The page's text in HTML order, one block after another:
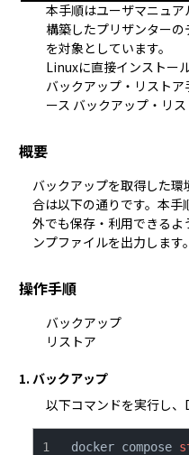
本手順はユーザマニュ
構築したプリザンター
を対象としています。
Linuxに直接インストー
バックアップ・リストア
ース バックアップ・リ
概要
バックアップを取得した
合は以下の通りです。本
外でも保存・利用できる
ンプファイルを出力します。
操作手順
バックアップ
リストア
1. バックアップ
以下コマンドを実行し、
docker compose